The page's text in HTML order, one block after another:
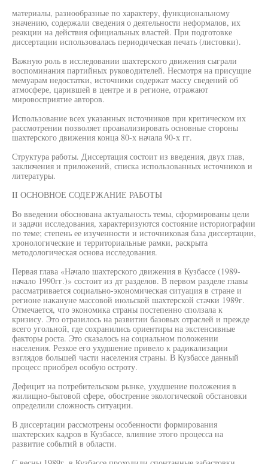
материалы, разнообразные по характеру, функциональному
значению, содержали сведения о деятельности неформалов, их
реакции на действия официальных властей. При подготовке
диссертации использовалась периодическая печать (листовки).
Важную роль в исследовании шахтерского движения сыграли
воспоминания партийных руководителей. Несмотря на присущие
мемуарам недостатки, источники содержат массу сведений об
атмосфере, царившей в центре и в регионе, отражают
мировосприятие авторов.
Использование всех указанных источников при критическом их
рассмотрении позволяет проанализировать основные стороны
шахтерского движения конца 80-х начала 90-х гг.
Структура работы. Диссертация состоит из введения, двух глав,
заключения и приложений, списка использованных источников и
литературы.
II ОСНОВНОЕ СОДЕРЖАНИЕ РАБОТЫ
Во введении обоснована актуальность темы, сформированы цели
и задачи исследования, характеризуются состояние историографии
по теме; степень ее изученности и источниковая база диссертации,
хронологические и территориальные рамки, раскрыта
методологическая основа исследования.
Первая глава «Начало шахтерского движения в Кузбассе (1989-
начало 1990гг.)» состоит из дт разделов. В первом разделе главы
рассматривается социально-экономическая ситуация в стране и
регионе накануне массовой июльской шахтерской стачки 1989г.
Отмечается, что экономика страны постепенно сползала к
кризису. Это отразилось на развитии базовых отраслей и прежде
всего угольной, где сохранились ориентиры на экстенсивные
факторы роста. Это сказалось на социальном положении
населения. Резкое его ухудшение привело к радикализации
взглядов большей части населения страны. В Кузбассе данный
процесс приобрел особую остроту.
Дефицит на потребительском рынке, ухудшение положения в
жилищно-бытовой сфере, обострение экологической обстановки
определили сложность ситуации.
В диссертации рассмотрены особенности формирования
шахтерских кадров в Кузбассе, влияние этого процесса на
развитие событий в области.